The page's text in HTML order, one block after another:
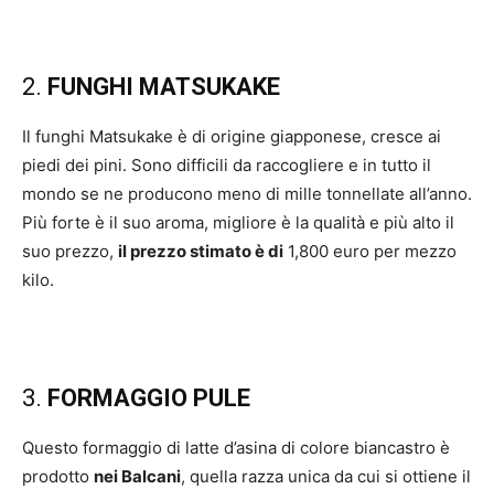
2. FUNGHI MATSUKAKE
Il funghi Matsukake è di origine giapponese, cresce ai
piedi dei pini. Sono difficili da raccogliere e in tutto il
mondo se ne producono meno di mille tonnellate all’anno.
Più forte è il suo aroma, migliore è la qualità e più alto il
suo prezzo, il prezzo stimato è di 1,800 euro per mezzo
kilo.
3. FORMAGGIO PULE
Questo formaggio di latte d’asina di colore biancastro è
prodotto nei Balcani, quella razza unica da cui si ottiene il